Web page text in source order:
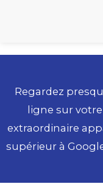
Regardez
ligne sur
extraordinaire
supérieur à